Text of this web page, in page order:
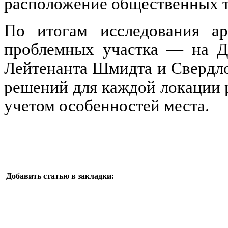
По итогам исследования
проблемных участка — на
Лейтенанта Шмидта и
решений для каждой локации
учетом особенностей места.
Добавить статью в закладки: